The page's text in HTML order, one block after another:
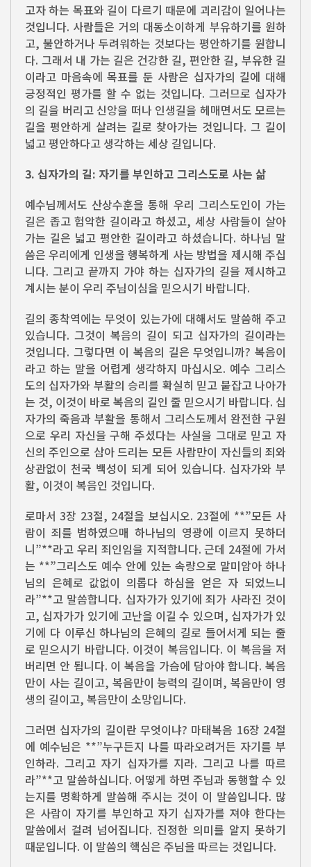
고자 하는 목표와 길이 다르기 때문에 괴리감이 일어나는
것입니다. 사람들은 거의 대동소이하게 부유하기를 원하
고, 불안하거나 두려워하는 것보다는 평안하기를 원합니
다. 그래서 내 가는 길은 건강한 길, 편안한 길, 부유한 길
이라고 마음속에 목표를 둔 사람은 십자가의 길에 대해
긍정적인 평가를 할 수 없는 것입니다. 그러므로 십자가
의 길을 버리고 신앙을 떠나 인생길을 헤매면서도 모르는
길을 평안하게 살려는 길로 찾아가는 것입니다. 그 길이
넓고 평안하다고 생각하는 세상 길입니다.
3. 십자가의 길: 자기를 부인하고 그리스도로 사는 삶
예수님께서도 산상수훈을 통해 우리 그리스도인이 가는
길은 좁고 험악한 길이라고 하셨고, 세상 사람들이 살아
가는 길은 넓고 평안한 길이라고 하셨습니다. 하나님 말
씀은 우리에게 인생을 행복하게 사는 방법을 제시해 주십
니다. 그리고 끝까지 가야 하는 십자가의 길을 제시하고
계시는 분이 우리 주님이심을 믿으시기 바랍니다.
길의 종착역에는 무엇이 있는가에 대해서도 말씀해 주고
있습니다. 그것이 복음의 길이 되고 십자가의 길이라는
것입니다. 그렇다면 이 복음의 길은 무엇입니까? 복음이
라고 하는 말을 어렵게 생각하지 마십시오. 예수 그리스
도의 십자가와 부활의 승리를 확실히 믿고 붙잡고 나아가
는 것, 이것이 바로 복음의 길인 줄 믿으시기 바랍니다. 십
자가의 죽음과 부활을 통해서 그리스도께서 완전한 구원
으로 우리 자신을 구해 주셨다는 사실을 그대로 믿고 자
신의 주인으로 삼아 드리는 모든 사람만이 자신들의 죄와
상관없이 천국 백성이 되게 되어 있습니다. 십자가와 부
활, 이것이 복음인 것입니다.
로마서 3장 23절, 24절을 보십시오. 23절에 **”모든 사
람이 죄를 범하였으매 하나님의 영광에 이르지 못하더
니”**라고 우리 죄인임을 지적합니다. 근데 24절에 가서
는 **”그리스도 예수 안에 있는 속량으로 말미암아 하나
님의 은혜로 값없이 의롭다 하심을 얻은 자 되었느니
라”**고 말씀합니다. 십자가가 있기에 죄가 사라진 것이
고, 십자가가 있기에 고난을 이길 수 있으며, 십자가가 있
기에 다 이루신 하나님의 은혜의 길로 들어서게 되는 줄
로 믿으시기 바랍니다. 이것이 복음입니다. 이 복음을 저
버리면 안 됩니다. 이 복음을 가슴에 담아야 합니다. 복음
만이 사는 길이고, 복음만이 능력의 길이며, 복음만이 영
생의 길이고, 복음만이 소망입니다.
그러면 십자가의 길이란 무엇이냐? 마태복음 16장 24절
에 예수님은 **”누구든지 나를 따라오려거든 자기를 부
인하라. 그리고 자기 십자가를 지라. 그리고 나를 따르
라”**고 말씀하십니다. 어떻게 하면 주님과 동행할 수 있
는지를 명확하게 말씀해 주시는 것이 이 말씀입니다. 많
은 사람이 자기를 부인하고 자기 십자가를 져야 한다는
말씀에서 걸려 넘어집니다. 진정한 의미를 알지 못하기
때문입니다. 이 말씀의 핵심은 주님을 따르는 것입니다.